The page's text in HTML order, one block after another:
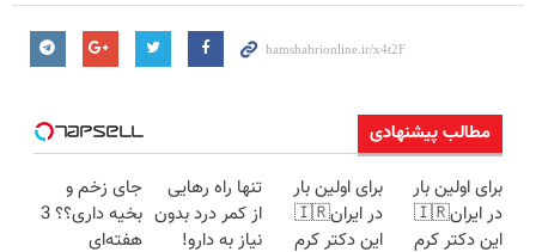
مطالب پیشنهادی
برای اولین بار
در ایران🇮🇷
این دکتر کرم
برای اولین بار
در ایران🇮🇷
این دکتر کرم
تنها راه رهایی
از کمر درد بدون
نیاز به دارو!
جای زخم و
بخیه داری؟؟ 3
هفته‌ای